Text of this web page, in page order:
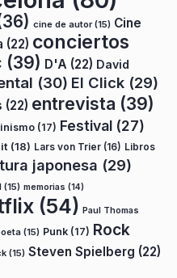
cine de autor(15) Cine
(22) conciertos
(39) D'A (22) David
(30) El Click (29)
(22) entrevista (39)
(17) Festival (27)
(18) Lars von Trier (16) Libros
japonesa (29)
(15) memorias (14)
(54) Paul Thomas
(15) Punk (17) Rock
(15) Steven Spielberg (22)